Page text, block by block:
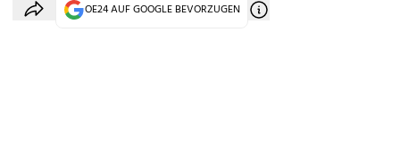
OE24 AUF GOOGLE BEVORZUGEN